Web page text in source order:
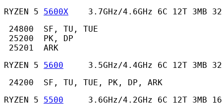
RYZEN 5 5600X
3.7GHz/4.6GHz 6C 12T 3MB
24800  SF, TU, TUE
25200  PK, DP
25201  ARK
RYZEN 5 5600
3.5GHz/4.4GHz 6C 12T 3MB
24200  SF, TU, TUE, PK, DP, ARK
RYZEN 5 5500
3.6GHz/4.2GHz 6C 12T 3MB